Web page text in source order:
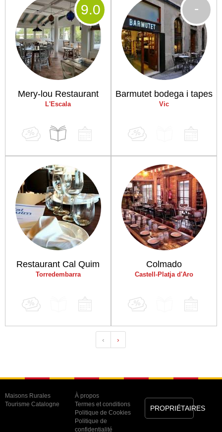
Mery-lou Restaurant
L'Escala
9.0
Barmutet bodega i tapes
Vic
-
Restaurant Cal Quim
Torredembarra
Colmado
Castell-Platja d'Aro
‹ ›
Maisons Rurales
Tourisme Catalogne
À propos
Termes et conditions
Politique de Cookies
Politique de
confidentialité
PROPRIÉTAIRES